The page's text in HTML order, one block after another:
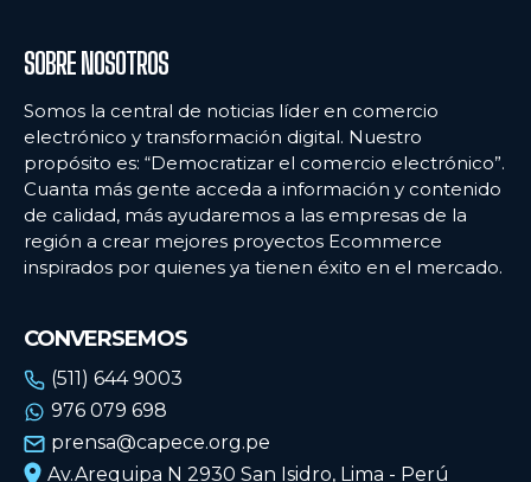
SOBRE NOSOTROS
Somos la central de noticias líder en comercio
electrónico y transformación digital. Nuestro
propósito es: “Democratizar el comercio electrónico”.
Cuanta más gente acceda a información y contenido
de calidad, más ayudaremos a las empresas de la
región a crear mejores proyectos Ecommerce
inspirados por quienes ya tienen éxito en el mercado.
CONVERSEMOS
(511) 644 9003
976 079 698
prensa@capece.org.pe
Av.Arequipa N 2930 San Isidro, Lima - Perú